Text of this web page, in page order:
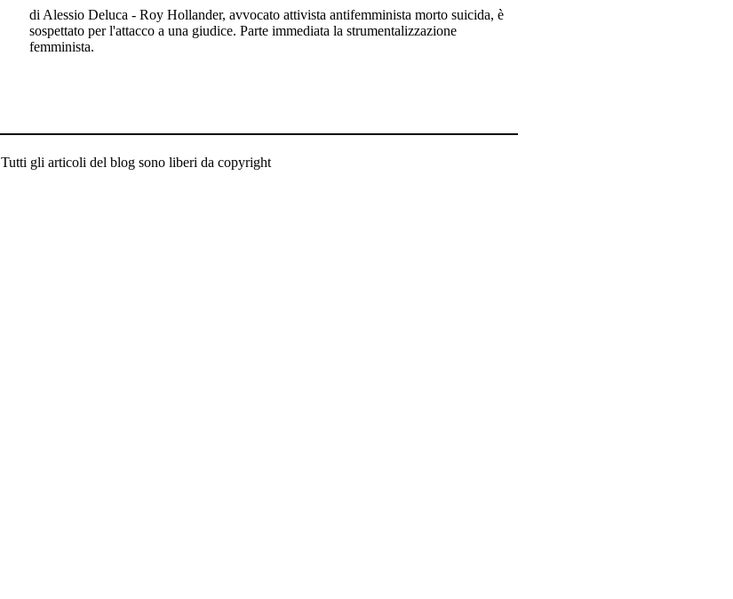
di Alessio Deluca - Roy Hollander, avvocato attivista antifemminista morto suicida, è
sospettato per l'attacco a una giudice. Parte immediata la strumentalizzazione
femminista.
Tutti gli articoli del blog sono liberi da copyright